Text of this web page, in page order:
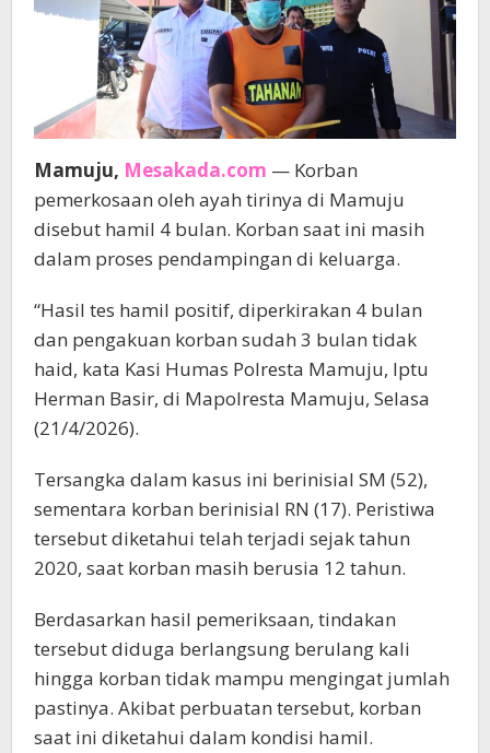
Mamuju, Mesakada.com — Korban
pemerkosaan oleh ayah tirinya di Mamuju
disebut hamil 4 bulan. Korban saat ini masih
dalam proses pendampingan di keluarga.
“Hasil tes hamil positif, diperkirakan 4 bulan
dan pengakuan korban sudah 3 bulan tidak
haid, kata Kasi Humas Polresta Mamuju, Iptu
Herman Basir, di Mapolresta Mamuju, Selasa
(21/4/2026).
Tersangka dalam kasus ini berinisial SM (52),
sementara korban berinisial RN (17). Peristiwa
tersebut diketahui telah terjadi sejak tahun
2020, saat korban masih berusia 12 tahun.
Berdasarkan hasil pemeriksaan, tindakan
tersebut diduga berlangsung berulang kali
hingga korban tidak mampu mengingat jumlah
pastinya. Akibat perbuatan tersebut, korban
saat ini diketahui dalam kondisi hamil.